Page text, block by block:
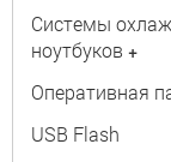
Системы
ноутбуков +
Оперативная
USB Flash